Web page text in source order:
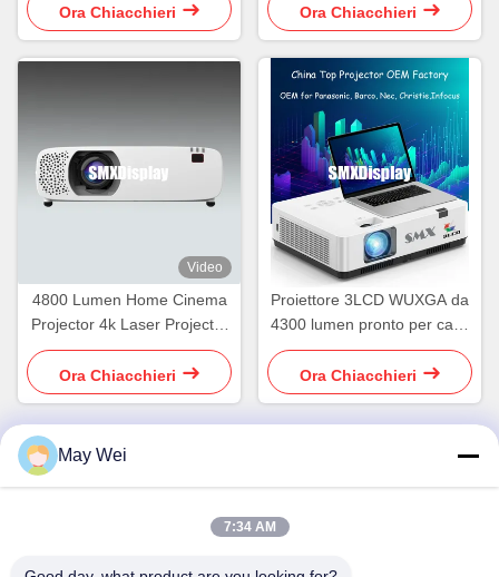
audiovisiva
Ora Chiacchieri
con HDR10
Ora Chiacchieri
Video
4800 Lumen Home Cinema
Projector 4k Laser Projector
con HDR
Ora Chiacchieri
Proiettore 3LCD WUXGA da
4300 lumen pronto per casa
e ufficio con sistema Android
Ora Chiacchieri
May Wei
7:34 AM